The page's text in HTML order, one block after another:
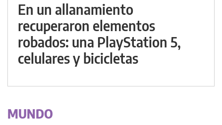
En un allanamiento
recuperaron elementos
robados: una PlayStation 5,
celulares y bicicletas
MUNDO